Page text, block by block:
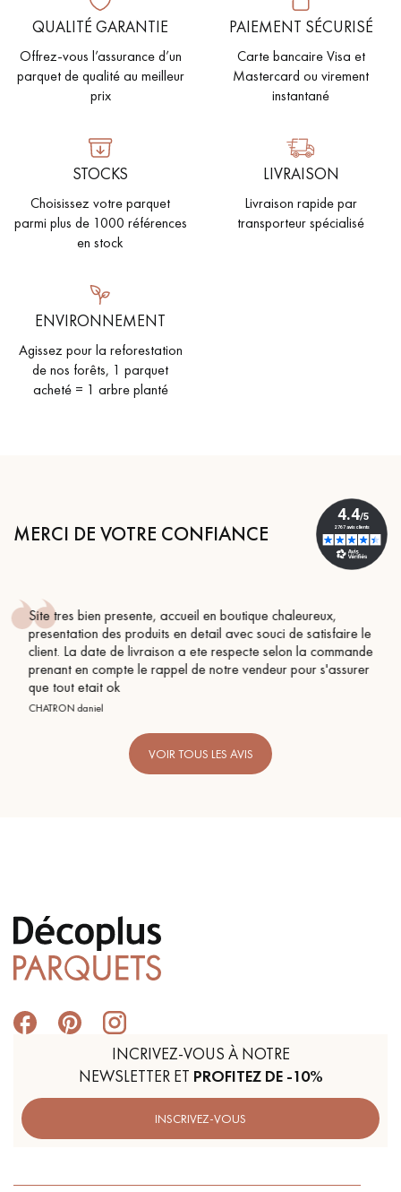
QUALITÉ GARANTIE
Offrez-vous l’assurance d’un
parquet de qualité au meilleur
prix
PAIEMENT SÉCURISÉ
Carte bancaire Visa et
Mastercard ou virement
instantané
STOCKS
Choisissez votre parquet
parmi plus de 1000 références
en stock
LIVRAISON
Livraison rapide par
transporteur spécialisé
ENVIRONNEMENT
Agissez pour la reforestation
de nos forêts, 1 parquet
acheté = 1 arbre planté
MERCI DE VOTRE CONFIANCE
satisfaire le
commande
s'assurer
Conseil parfait, échanges fluides. Je
BEILE FRANCK
VOIR TOUS LES AVIS
INCRIVEZ-VOUS À NOTRE
NEWSLETTER ET PROFITEZ DE -10%
INSCRIVEZ-VOUS